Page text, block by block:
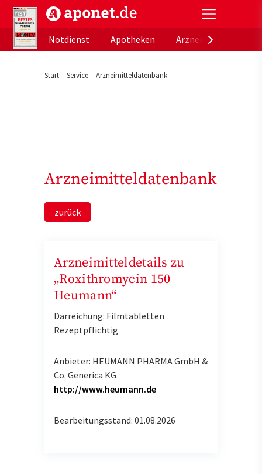
aponet.de - Das offizielle Gesundheitsportal der
Notdienst
Apotheken
Start Service Arzneimitteldatenbank
Arzneimitteldatenbank
zurück
Arzneimitteldetails zu
„Roxithromycin 150
Heumann“
Darreichung: Filmtabletten
Rezeptpflichtig
Anbieter: HEUMANN PHARMA GmbH &
Co. Generica KG
http://www.heumann.de
Bearbeitungsstand: 01.08.2026